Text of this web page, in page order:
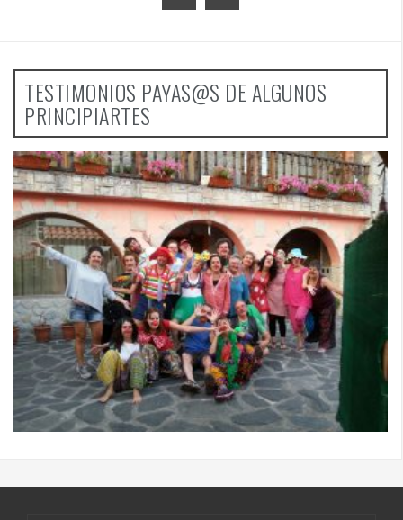
TESTIMONIOS PAYAS@S DE ALGUNOS
PRINCIPIARTES